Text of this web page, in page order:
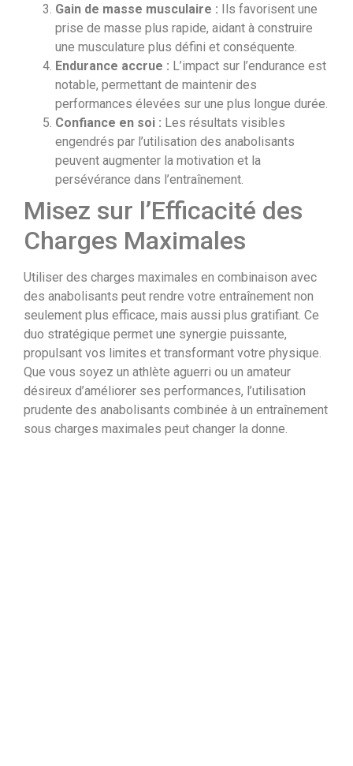
Gain de masse musculaire : Ils favorisent une
prise de masse plus rapide, aidant à construire
une musculature plus défini et conséquente.
Endurance accrue : L’impact sur l’endurance est
notable, permettant de maintenir des
performances élevées sur une plus longue durée.
Confiance en soi : Les résultats visibles
engendrés par l’utilisation des anabolisants
peuvent augmenter la motivation et la
persévérance dans l’entraînement.
Misez sur l’Efficacité des
Charges Maximales
Utiliser des charges maximales en combinaison avec
des anabolisants peut rendre votre entraînement non
seulement plus efficace, mais aussi plus gratifiant. Ce
duo stratégique permet une synergie puissante,
propulsant vos limites et transformant votre physique.
Que vous soyez un athlète aguerri ou un amateur
désireux d’améliorer ses performances, l’utilisation
prudente des anabolisants combinée à un entraînement
sous charges maximales peut changer la donne.